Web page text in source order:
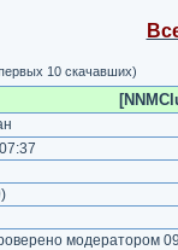
10 скачавших)
)
модератором